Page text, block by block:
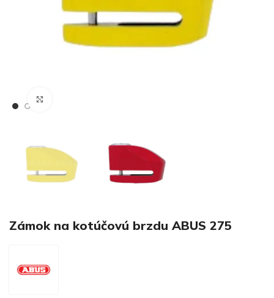
Zámok na kotúčovú brzdu ABUS 275
€